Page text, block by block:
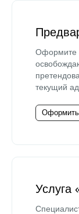
Оформите
текущий
Оформить
Услуга